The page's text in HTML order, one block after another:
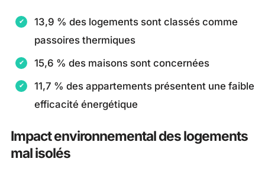
13,9 % des logements sont classés comme
passoires thermiques
15,6 % des maisons sont concernées
11,7 % des appartements présentent une faible
efficacité énergétique
Impact environnemental des logements
mal isolés